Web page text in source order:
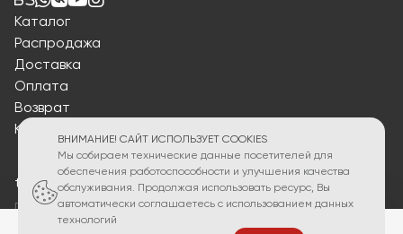
Каталог
Распродажа
Доставка
Оплата
Возврат
Контакты
torg2@barservice.shop
по вопросам приобретения продукции
ВНИМАНИЕ! САЙТ ИСПОЛЬЗУЕТ COOKIES
Мы собираем технические данные посетителей для
обеспечения работоспособности и улучшения качества
обслуживания. Продолжая использовать ресурс, Вы
автоматически соглашаетесь с использованием данных
технологий